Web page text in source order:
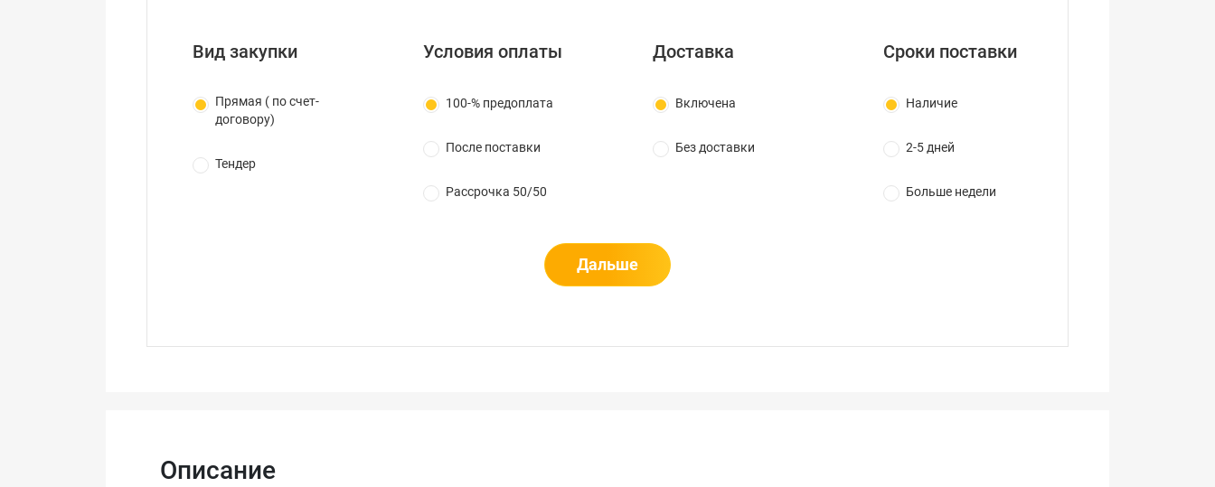
Описание
Вид закупки
Прямая ( по счет-
договору)
Тендер
Условия оплаты
100-% предоплата
После поставки
Рассрочка 50/50
Доставка
Включена
Без доставки
Сроки поставки
Наличие
2-5 дней
Больше недели
Дальше